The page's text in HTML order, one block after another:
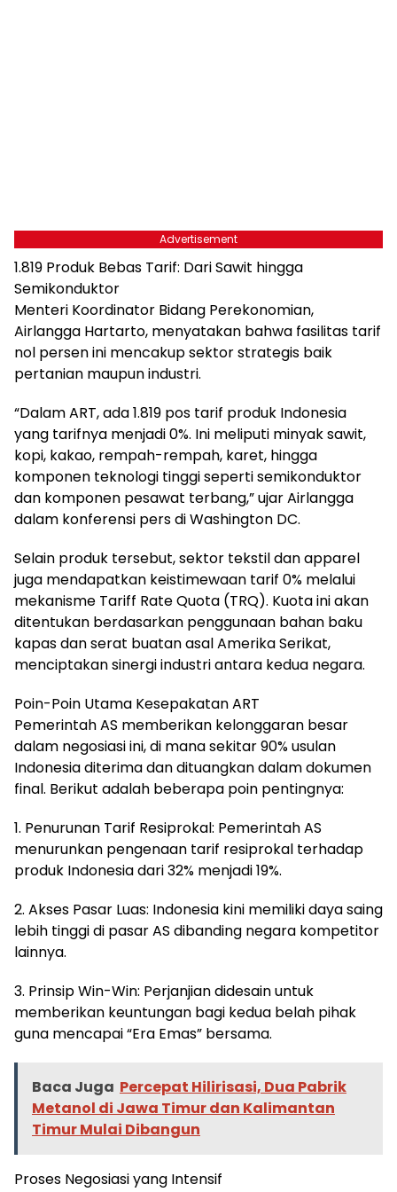
Advertisement
1.819 Produk Bebas Tarif: Dari Sawit hingga
Semikonduktor
Menteri Koordinator Bidang Perekonomian,
Airlangga Hartarto, menyatakan bahwa fasilitas tarif
nol persen ini mencakup sektor strategis baik
pertanian maupun industri.
“Dalam ART, ada 1.819 pos tarif produk Indonesia
yang tarifnya menjadi 0%. Ini meliputi minyak sawit,
kopi, kakao, rempah-rempah, karet, hingga
komponen teknologi tinggi seperti semikonduktor
dan komponen pesawat terbang,” ujar Airlangga
dalam konferensi pers di Washington DC.
Selain produk tersebut, sektor tekstil dan apparel
juga mendapatkan keistimewaan tarif 0% melalui
mekanisme Tariff Rate Quota (TRQ). Kuota ini akan
ditentukan berdasarkan penggunaan bahan baku
kapas dan serat buatan asal Amerika Serikat,
menciptakan sinergi industri antara kedua negara.
Poin-Poin Utama Kesepakatan ART
Pemerintah AS memberikan kelonggaran besar
dalam negosiasi ini, di mana sekitar 90% usulan
Indonesia diterima dan dituangkan dalam dokumen
final. Berikut adalah beberapa poin pentingnya:
1. Penurunan Tarif Resiprokal: Pemerintah AS
menurunkan pengenaan tarif resiprokal terhadap
produk Indonesia dari 32% menjadi 19%.
2. Akses Pasar Luas: Indonesia kini memiliki daya saing
lebih tinggi di pasar AS dibanding negara kompetitor
lainnya.
3. Prinsip Win-Win: Perjanjian didesain untuk
memberikan keuntungan bagi kedua belah pihak
guna mencapai “Era Emas” bersama.
Baca Juga Percepat Hilirisasi, Dua Pabrik
Metanol di Jawa Timur dan Kalimantan
Timur Mulai Dibangun
Proses Negosiasi yang Intensif